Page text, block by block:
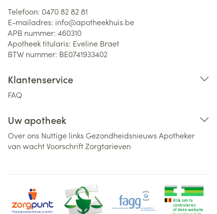
Telefoon: 0470 82 82 81
E-mailadres: info@apotheekhuis.be
APB nummer: 460310
Apotheek titularis: Eveline Braet
BTW nummer: BE0741933402
Klantenservice
FAQ
Uw apotheek
Over ons Nuttige links Gezondheidsnieuws Apotheker
van wachtVoorschriftZorgtarieven